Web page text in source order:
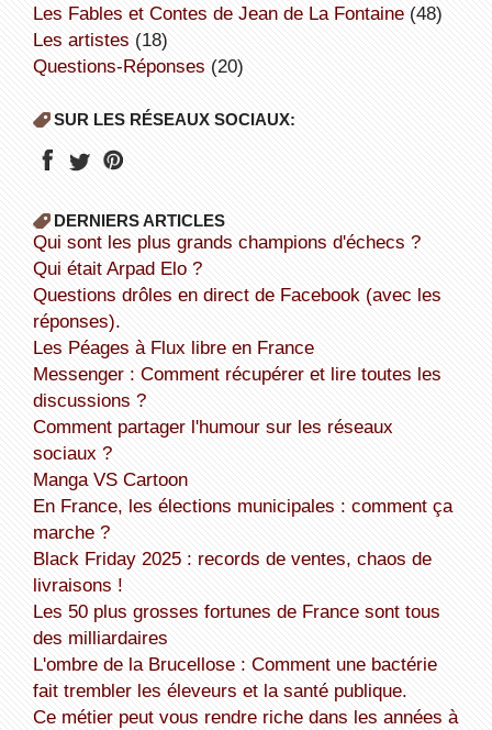
Les Fables et Contes de Jean de La Fontaine(48)
Les artistes (18)
Questions-Réponses (20)
SUR LES RÉSEAUX SOCIAUX:
DERNIERS ARTICLES
Qui sont les plus grands champions d'échecs ?
Qui était Arpad Elo ?
Questions drôles en direct de Facebook (avec les
réponses).
Les Péages à Flux libre en France
Messenger : Comment récupérer et lire toutes les
discussions ?
Comment partager l'humour sur les réseaux
sociaux ?
Manga VS Cartoon
En France, les élections municipales : comment ça
marche ?
Black Friday 2025 : records de ventes, chaos de
livraisons !
Les 50 plus grosses fortunes de France sont tous
des milliardaires
L'ombre de la Brucellose : Comment une bactérie
fait trembler les éleveurs et la santé publique.
Ce métier peut vous rendre riche dans les années à